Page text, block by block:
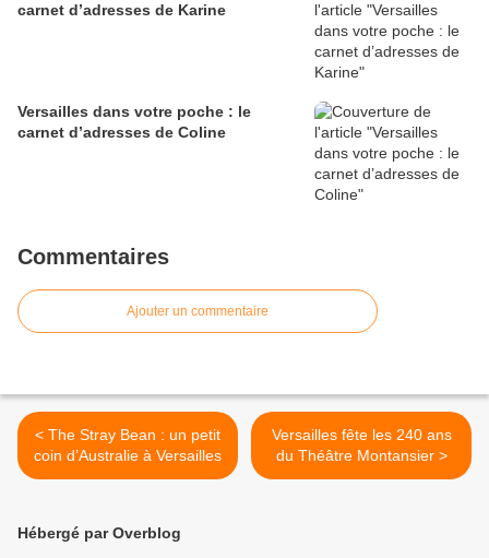
carnet d’adresses de Karine
Versailles dans votre poche : le
carnet d’adresses de Coline
Commentaires
Ajouter un commentaire
< The Stray Bean : un petit
coin d’Australie à Versailles
Versailles fête les 240 ans
du Théâtre Montansier >
Hébergé par Overblog